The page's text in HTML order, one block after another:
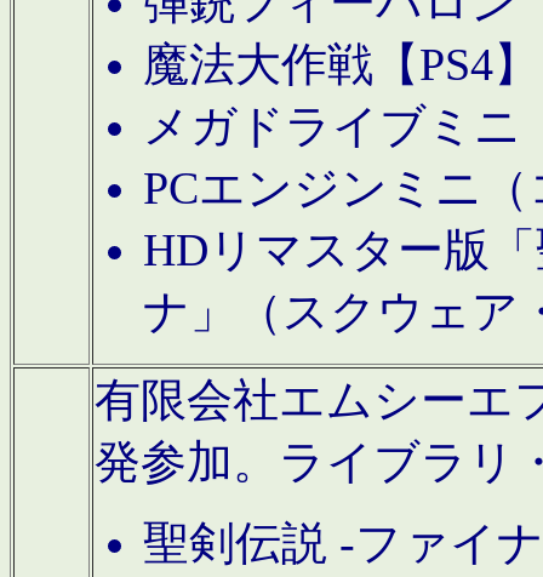
魔法大作戦【PS4
メガドライブミニ
PCエンジンミニ
HDリマスター版
ナ」（スクウェア
有限会社エムシーエ
発参加。ライブラリ
聖剣伝説 -ファイ